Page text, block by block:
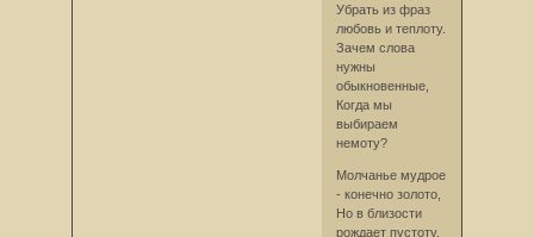
Убрать из фраз
любовь и теплоту.
Зачем слова
нужны
обыкновенные,
Когда мы
выбираем
немоту?
Молчанье мудрое
- конечно золото,
Но в близости
рождает пустоту.